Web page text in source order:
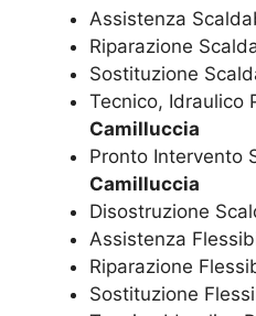
Assistenza
Riparazione
Sostituzione
Tecnico, Idraulico
Camilluccia
Pronto Intervento
Camilluccia
Disostruzione
Assistenza
Riparazione
Sostituzione